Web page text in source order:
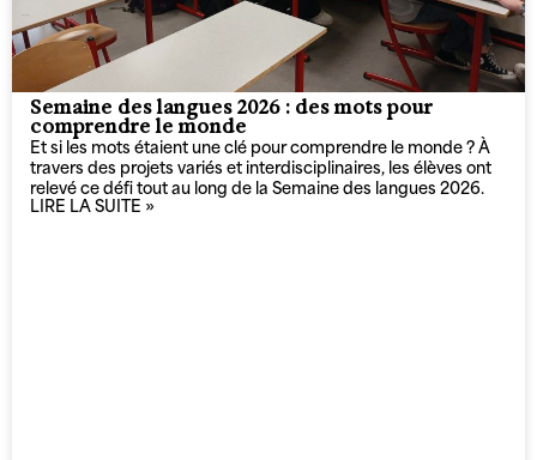
Semaine des langues 2026 : des mots pour
comprendre le monde​
Et si les mots étaient une clé pour comprendre le monde ? À
travers des projets variés et interdisciplinaires, les élèves ont
relevé ce défi tout au long de la Semaine des langues 2026.
LIRE LA SUITE »